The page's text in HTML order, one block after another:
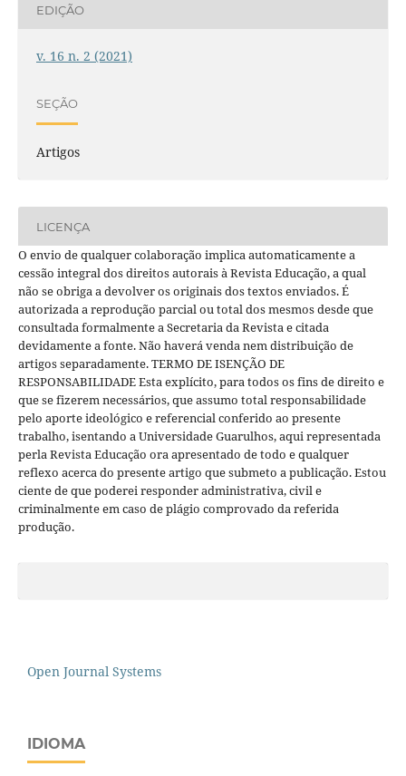
EDIÇÃO
v. 16 n. 2 (2021)
SEÇÃO
Artigos
LICENÇA
O envio de qualquer colaboração implica automaticamente a
cessão integral dos direitos autorais à Revista Educação, a qual
não se obriga a devolver os originais dos textos enviados. É
autorizada a reprodução parcial ou total dos mesmos desde que
consultada formalmente a Secretaria da Revista e citada
devidamente a fonte. Não haverá venda nem distribuição de
artigos separadamente. TERMO DE ISENÇÃO DE
RESPONSABILIDADE Esta explícito, para todos os fins de direito e
que se fizerem necessários, que assumo total responsabilidade
pelo aporte ideológico e referencial conferido ao presente
trabalho, isentando a Universidade Guarulhos, aqui representada
perla Revista Educação ora apresentado de todo e qualquer
reflexo acerca do presente artigo que submeto a publicação. Estou
ciente de que poderei responder administrativa, civil e
criminalmente em caso de plágio comprovado da referida
produção.
Open Journal Systems
IDIOMA